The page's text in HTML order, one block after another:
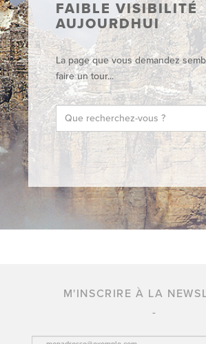
FAIBLE VISIBILITÉ
AUJOURDHUI
La page que vous demandez
faire un tour...
M'INSCRIRE À LA